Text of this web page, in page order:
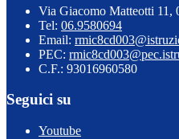
Via Giacomo Matteotti
Tel: 06.9580694
Email:
PEC:
C.F.: 93016960580
Seguici su
Youtube